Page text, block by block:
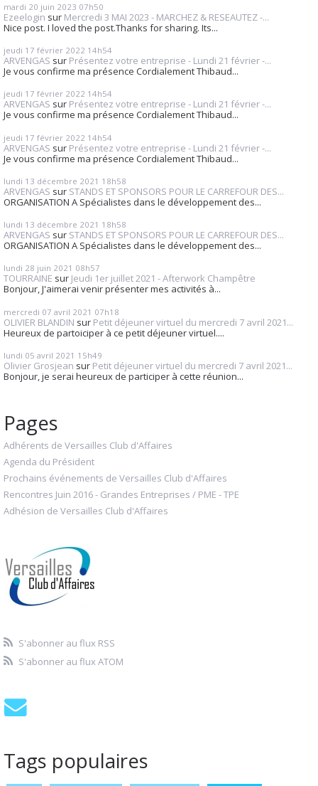
mardi 20 juin 2023 07h50
Ezeelogin sur Mercredi 3 MAI 2023 - MARCHEZ & RESEAUTEZ -...
Nice post. I loved the post.Thanks for sharing. Its...
jeudi 17 février 2022 14h54
ARVENGAS sur Présentez votre entreprise - Lundi 21 février -...
Je vous confirme ma présence Cordialement Thibaud...
jeudi 17 février 2022 14h54
ARVENGAS sur Présentez votre entreprise - Lundi 21 février -...
Je vous confirme ma présence Cordialement Thibaud...
jeudi 17 février 2022 14h54
ARVENGAS sur Présentez votre entreprise - Lundi 21 février -...
Je vous confirme ma présence Cordialement Thibaud...
lundi 13 décembre 2021 18h58
ARVENGAS sur STANDS ET SPONSORS POUR LE CARREFOUR DES...
ORGANISATION A Spécialistes dans le développement des...
lundi 13 décembre 2021 18h58
ARVENGAS sur STANDS ET SPONSORS POUR LE CARREFOUR DES...
ORGANISATION A Spécialistes dans le développement des...
lundi 28 juin 2021 08h57
TOURRAINE sur Jeudi 1er juillet 2021 - Afterwork Champêtre
Bonjour, J'aimerai venir présenter mes activités à...
mercredi 07 avril 2021 07h18
OLIVIER BLANDIN sur Petit déjeuner virtuel du mercredi 7 avril 2021...
Heureux de partoiciper à ce petit déjeuner virtuel....
lundi 05 avril 2021 15h49
Olivier Grosjean sur Petit déjeuner virtuel du mercredi 7 avril 2021...
Bonjour, je serai heureux de participer à cette réunion...
Pages
Adhérents de Versailles Club d'Affaires
Agenda du Président
Prochains événements de Versailles Club d'Affaires
Rencontres Juin 2016 - Grandes Entreprises / PME - TPE
Adhésion de Versailles Club d'Affaires
S'abonner au flux RSS
S'abonner au flux ATOM
Tags populaires